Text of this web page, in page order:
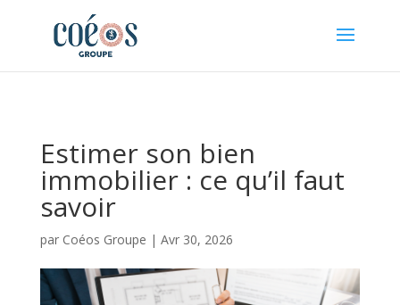
Estimer son bien
immobilier : ce qu’il faut
savoir
par Coéos Groupe | Avr 30, 2026
Panneau de gestion des cookies